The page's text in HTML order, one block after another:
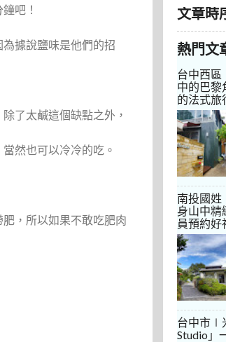
吧！
據說鹽味是他們的招
了太鹹這個缺點之外，
然也可以冷冷的吃。
，所以如果不敢吃肥肉
文章時
熱門文
台中西
中的巴黎
的法式旅
南投國
身山中精
員預約好
台中市∣
Studio」